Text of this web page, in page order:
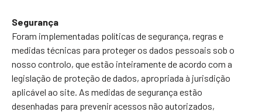
Segurança
Foram implementadas políticas de segurança, regras e
medidas técnicas para proteger os dados pessoais sob o
nosso controlo, que estão inteiramente de acordo com a
legislação de proteção de dados, apropriada à jurisdição
aplicável ao site. As medidas de segurança estão
desenhadas para prevenir acessos não autorizados,